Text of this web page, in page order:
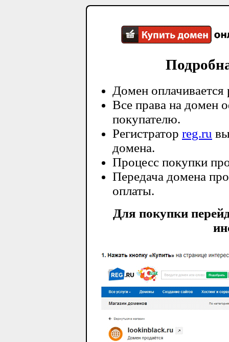
Домен оплачивается
Все права на домен
покупателю.
Регистратор reg.ru
домена.
Процесс покупки
Передача домена
оплаты.
Для покупки